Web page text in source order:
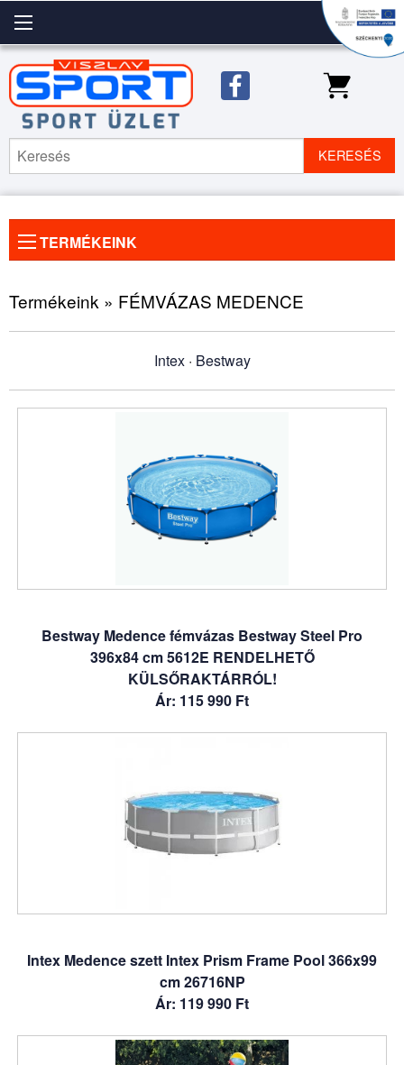
KERESÉS
TERMÉKEINK
kép
Termékeink » FÉMVÁZAS MEDENCE
Intex· Bestway
Bestway Medence fémvázas Bestway Steel Pro
396x84 cm 5612E RENDELHETŐ
KÜLSŐRAKTÁRRÓL!
Ár: 115 990 Ft
Intex Medence szett Intex Prism Frame Pool 366x99
cm 26716NP
Ár: 119 990 Ft